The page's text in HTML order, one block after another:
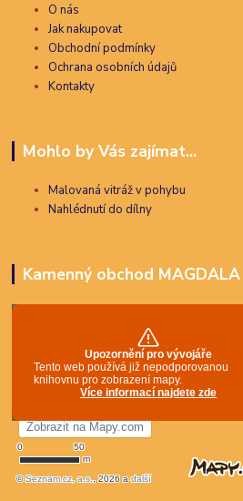
O nás
Jak nakupovat
Obchodní podmínky
Ochrana osobních údajů
Kontakty
Mohlo by Vás zajímat...
Malovaná vitráž v pohybu
Nahlédnutí do dílny
Kamenný obchod MAGDALA